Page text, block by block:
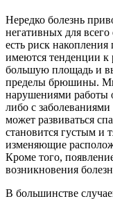
Нередко болезнь
негативных для
есть риск накопления
имеются тенденции к
большую площадь и
пределы брюшины.
нарушениями работы
либо с
может развиваться
становится густым и
изменяющие
Кроме того,
возникновения
В большинстве